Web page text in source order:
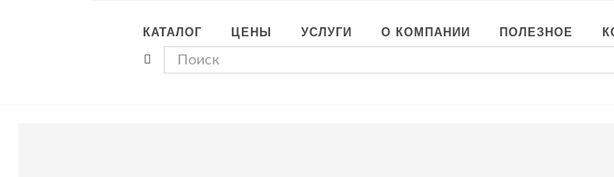
КАТАЛОГ ЦЕНЫ УСЛУГИ О КОМПАНИИ ПОЛЕЗНОЕ